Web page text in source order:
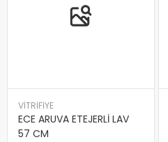
VİTRİFİYE
ECE ARUVA ETEJERLİ LAV
57 CM